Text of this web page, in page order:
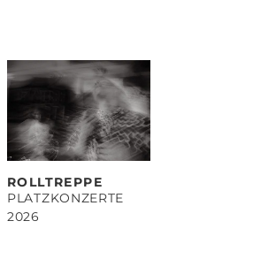
ROLLTREPPE
PLATZKONZERTE
2026